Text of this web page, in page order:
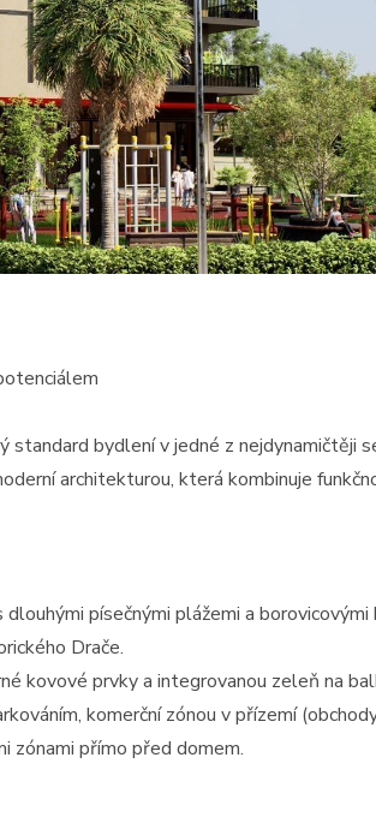
bydlení v jedné z nejdynamičtěji
architekturou, která kombinuje
písečnými plážemi a borovicovými
Drače.
kovové prvky a integrovanou zeleň na
komerční zónou v přízemí
zónami přímo před domem.